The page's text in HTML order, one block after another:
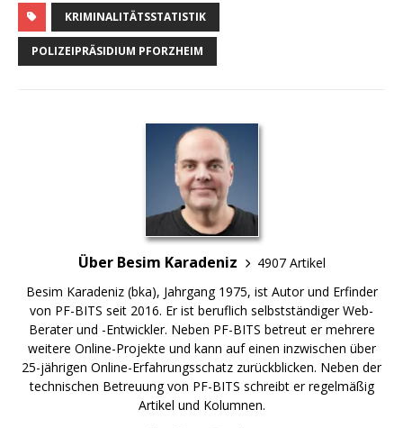
KRIMINALITÄTSSTATISTIK
POLIZEIPRÄSIDIUM PFORZHEIM
Über Besim Karadeniz
4907 Artikel
Besim Karadeniz (bka), Jahrgang 1975, ist Autor und Erfinder
von PF-BITS seit 2016. Er ist beruflich selbstständiger Web-
Berater und -Entwickler. Neben PF-BITS betreut er mehrere
weitere Online-Projekte und kann auf einen inzwischen über
25-jährigen Online-Erfahrungsschatz zurückblicken. Neben der
technischen Betreuung von PF-BITS schreibt er regelmäßig
Artikel und Kolumnen.